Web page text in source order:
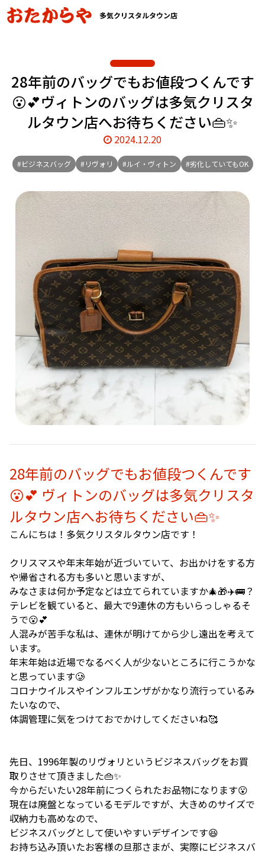
多気クリスタルタウン店
28年前のバッグでもお値段つくんです
😮💕ヴィトンのバッグは多気クリスタ
ルタウン店へお待ちください👜✨
2024.12.20
#ビジネスバッグ #リヴォリ #ルイ・ヴィトン #劣化していてもOK
28年前のバッグでもお値段つくんです
😮💕 ヴィトンのバッグは多気クリスタ
ルタウン店へお待ちください👜✨
こんにちは！多気クリスタルタウン店です！
クリスマスや年末年始が近づいていて、お出かけをする方
や帰省される方も多いと思いますが、
みなさまは何か予定などは立てられていますか🎄🎁✈️🚌？
テレビを観ていると、最大で9連休の方もいらっしゃるそ
うで😮💕
人混みが苦手な私は、連休が明けてから少し遠出を考えて
います。
年末年始は近場でなるべく人が少ないところに行こうかな
と思っています🥲
コロナウイルスやインフルエンザがかなり流行っているみ
たいなので、
体調管理に気をつけておでかけしてくださいね🥰
先日、1996年製のリヴォリというビジネスバッグをお買
取りさせて頂きました👜✨
今からだいたい28年前につくられたお品物になります😮
現在は廃盤となっているモデルですが、大きめのサイズで
収納力も高めなので、
ビジネスバッグとして使いやすいデザインです😆
お持ち込み頂いたお客様の旦那さまが、実際にビジネスバ